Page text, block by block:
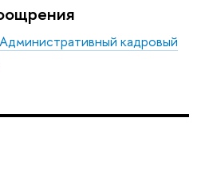
кадровый